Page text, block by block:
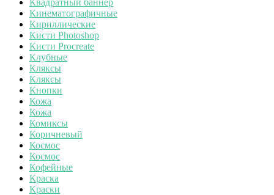
Кинематографичные
Кириллические
Кисти Photoshop
Кисти Procreate
Клубные
Кляксы
Кляксы
Кнопки
Кожа
Кожа
Комиксы
Коричневый
Космос
Космос
Кофейные
Краска
Краски